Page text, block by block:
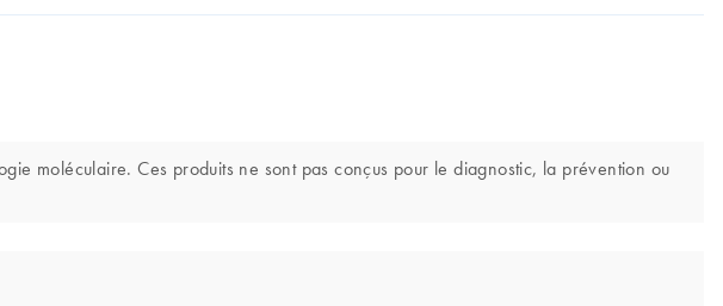
moléculaire. Ces produits ne sont pas conçus pour le diagnostic, la prévention ou